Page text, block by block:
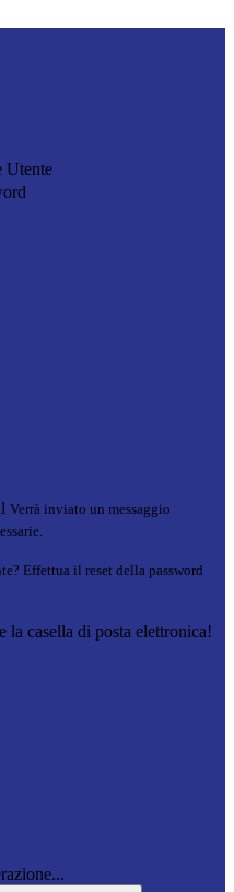
Utente
Verrà inviato un messaggio
Effettua il reset della password
casella di posta elettronica!